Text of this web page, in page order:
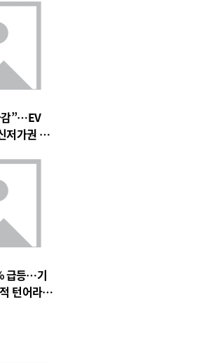
감”…EV
저가권 압
급등…기
턴어라운